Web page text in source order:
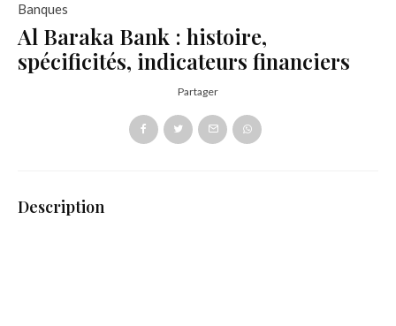
Banques
Al Baraka Bank : histoire,
spécificités, indicateurs financiers
Partager
Description